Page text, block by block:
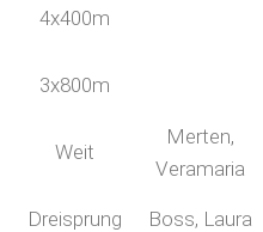
4x400m
3x800m
Weit
Merten,
Veramaria
Dreisprung Boss, Laura